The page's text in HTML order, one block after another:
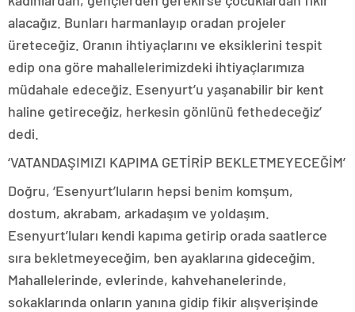
alacağız. Bunları harmanlayıp oradan projeler
üreteceğiz. Oranın ihtiyaçlarını ve eksiklerini tespit
edip ona göre mahallelerimizdeki ihtiyaçlarımıza
müdahale edeceğiz. Esenyurt’u yaşanabilir bir kent
haline getireceğiz, herkesin gönlünü fethedeceğiz’
dedi.
‘VATANDAŞIMIZI KAPIMA GETİRİP BEKLETMEYECEĞİM’
Doğru, ‘Esenyurt’luların hepsi benim komşum,
dostum, akrabam, arkadaşım ve yoldaşım.
Esenyurt’luları kendi kapıma getirip orada saatlerce
sıra bekletmeyeceğim, ben ayaklarına gideceğim.
Mahallelerinde, evlerinde, kahvehanelerinde,
sokaklarında onların yanına gidip fikir alışverişinde